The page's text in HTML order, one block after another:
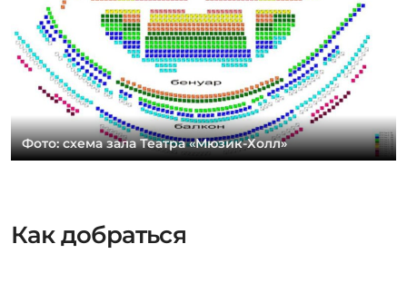
Фото: схема зала Театра «Мюзик-Холл»
Как добраться